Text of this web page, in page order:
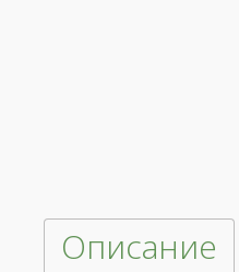
Описание